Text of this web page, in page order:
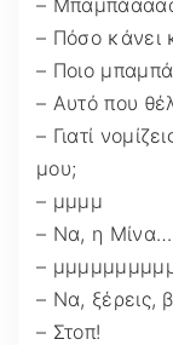
– Πόσο κάνει
– Ποιο
– Αυτό που
– Γιατί
μου;
– μμμμ
– Να, η Μίνα…
–
– Να, ξέρεις,
– Στοπ!